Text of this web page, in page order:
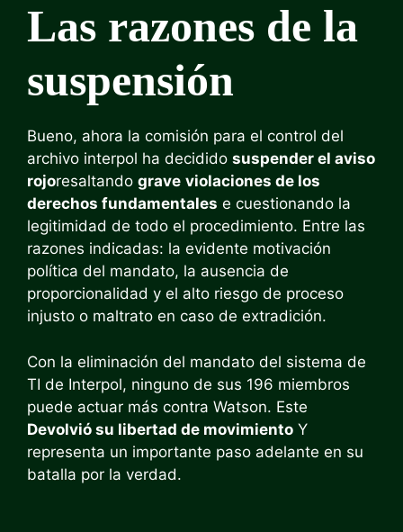
Las razones de la
suspensión
Bueno, ahora la comisión para el control del
archivo interpol ha decidido suspender el aviso
rojoresaltando grave violaciones de los
derechos fundamentales e cuestionando la
legitimidad de todo el procedimiento. Entre las
razones indicadas: la evidente motivación
política del mandato, la ausencia de
proporcionalidad y el alto riesgo de proceso
injusto o maltrato en caso de extradición.
Con la eliminación del mandato del sistema de
TI de Interpol, ninguno de sus 196 miembros
puede actuar más contra Watson. Este
Devolvió su libertad de movimiento Y
representa un importante paso adelante en su
batalla por la verdad.